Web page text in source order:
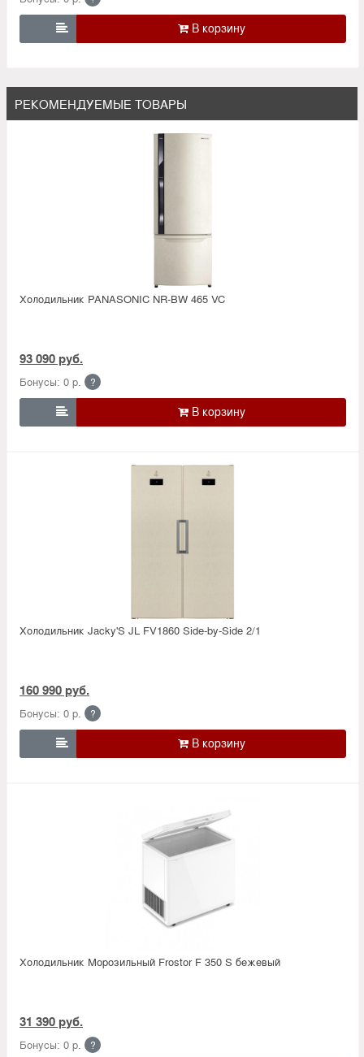

РЕКОМЕНДУЕМЫЕ ТОВАРЫ
Холодильник PANASONIC NR-BW 465 VC
93 090 руб.
Бонусы: 0 р. ?

Холодильник Jacky'S JL FV1860 Side-by-Side 2/1
160 990 руб.
Бонусы: 0 р. ?

Холодильник Морозильный Frostor F 350 S бежевый
31 390 руб.
Бонусы: 0 р. ?